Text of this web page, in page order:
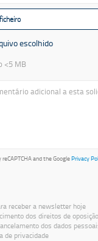
escolhido
<5 MB
and the GooglePrivacy
receber a newsletter hoje
dos direitos de
dos dados
de privacidade